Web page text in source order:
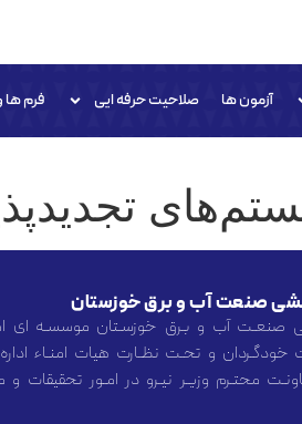
آزمون ها صلاحیت حرفه ایی فرم ها
صنعت آب و برق خوزستان
صنعـت آب و بـرق خوزسـتان موسسـه ای
و تحـت نظـارت هیات امنـاء
محتـرم وزیـر نیـرو در امـور تحقیقات و